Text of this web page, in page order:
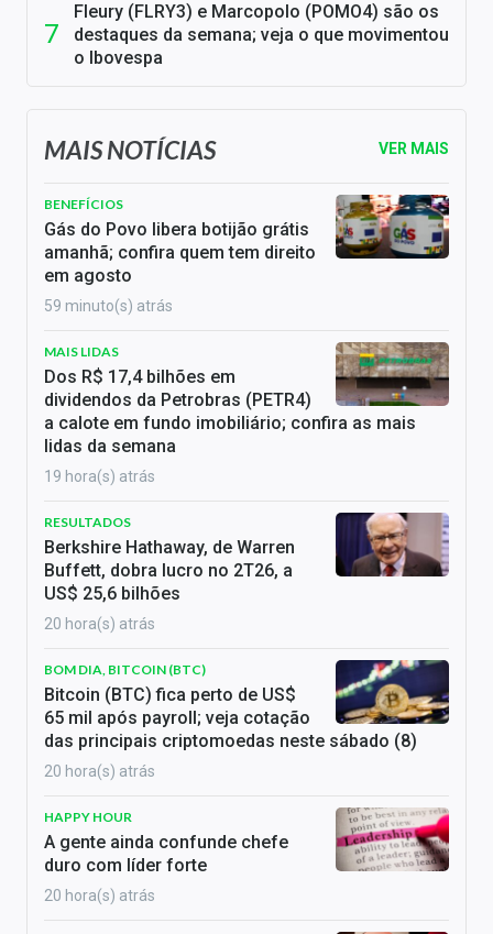
Fleury (FLRY3) e Marcopolo (POMO4) são os
destaques da semana; veja o que movimentou
o Ibovespa
MAIS NOTÍCIAS VER MAIS
BENEFÍCIOS
Gás do Povo libera botijão grátis
amanhã; confira quem tem direito
em agosto
59 minuto(s) atrás
MAIS LIDAS
Dos R$ 17,4 bilhões em
dividendos da Petrobras (PETR4)
a calote em fundo imobiliário; confira as mais
lidas da semana
19 hora(s) atrás
RESULTADOS
Berkshire Hathaway, de Warren
Buffett, dobra lucro no 2T26, a
US$ 25,6 bilhões
20 hora(s) atrás
BOM DIA, BITCOIN (BTC)
Bitcoin (BTC) fica perto de US$
65 mil após payroll; veja cotação
das principais criptomoedas neste sábado (8)
20 hora(s) atrás
HAPPY HOUR
A gente ainda confunde chefe
duro com líder forte
20 hora(s) atrás